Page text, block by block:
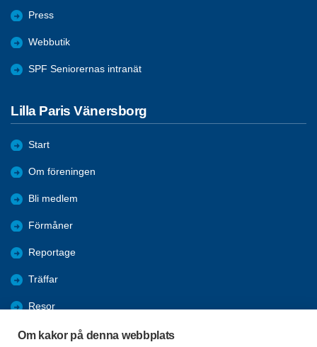
Om kakor på denna webbplats
Press
Webbutik
SPF Seniorernas intranät
Lilla Paris Vänersborg
Start
Om föreningen
Bli medlem
Förmåner
Reportage
Träffar
Resor
Studiecirklar